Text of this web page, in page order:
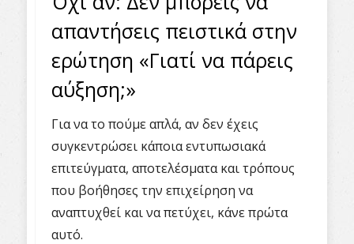
απαντήσεις πειστικά στην
ερώτηση «Γιατί να πάρεις
αύξηση;»
Για να το πούμε απλά, αν δεν έχεις
συγκεντρώσει κάποια εντυπωσιακά
επιτεύγματα, αποτελέσματα και τρόπους
που βοήθησες την επιχείρηση να
αναπτυχθεί και να πετύχει, κάνε πρώτα
αυτό.